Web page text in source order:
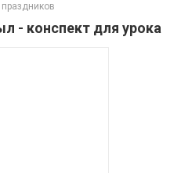
- конспект для урока